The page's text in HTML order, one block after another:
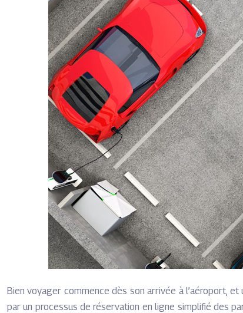
Bien voyager commence dès son arrivée à l’aéroport,
par un processus de réservation en ligne simplifié des